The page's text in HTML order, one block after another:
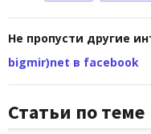
Не пропусти другие
bigmir)net в facebook
Статьи по теме